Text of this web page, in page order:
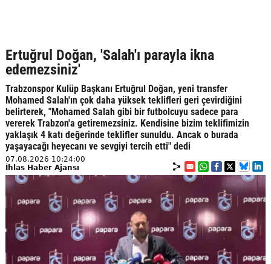
Ertuğrul Doğan, 'Salah'ı parayla ikna
edemezsiniz'
Trabzonspor Kulüp Başkanı Ertuğrul Doğan, yeni transfer
Mohamed Salah'ın çok daha yüksek teklifleri geri çevirdiğini
belirterek, "Mohamed Salah gibi bir futbolcuyu sadece para
vererek Trabzon'a getiremezsiniz. Kendisine bizim teklifimizin
yaklaşık 4 katı değerinde teklifler sunuldu. Ancak o burada
yaşayacağı heyecanı ve sevgiyi tercih etti" dedi
07.08.2026 10:24:00
İhlas Haber Ajansı